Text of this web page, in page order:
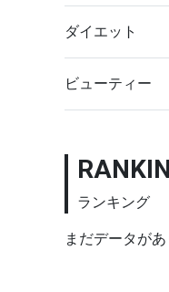
ダイエット
ビューティー
ランキング
まだデータがあ